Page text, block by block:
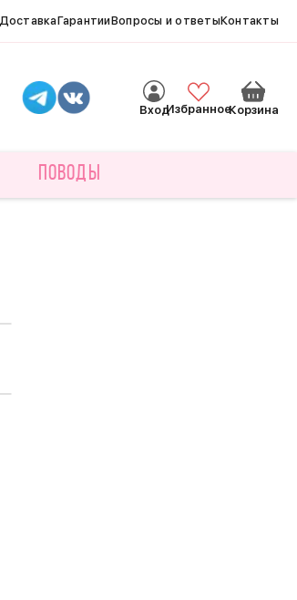
ДоставкаГарантииВопросы и ответыКонтакты
ВходИзбранноеКорзина
ПОВОДЫ